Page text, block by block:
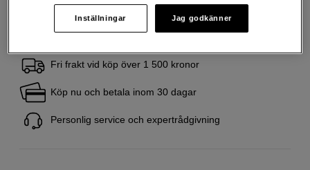
Fri frakt vid köp över 1 500 kronor
Köp nu och betala inom 30 dagar
Personlig service och expertrådgivning
Inställningar Jag godkänner